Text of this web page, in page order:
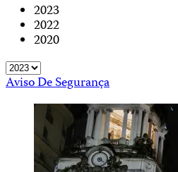
2023
2022
2020
Aviso De Segurança